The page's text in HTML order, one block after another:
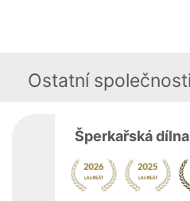
Ostatní
Šperkařská